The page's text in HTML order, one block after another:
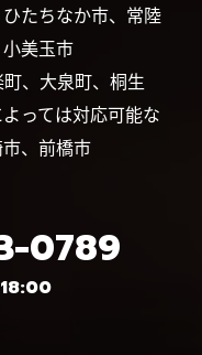
たちなか市、常陸
美玉市
、大泉町、桐生
っては対応可能な
、前橋市
0789